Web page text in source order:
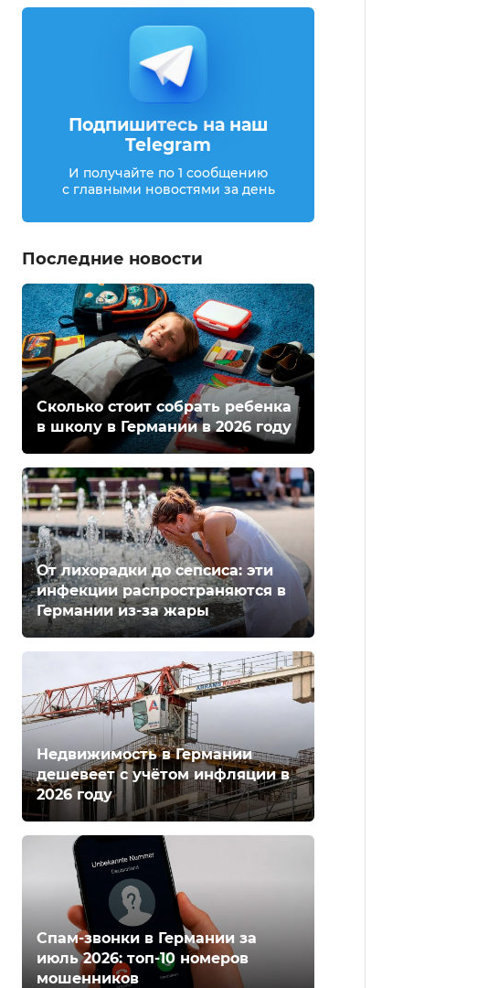
Подпишитесь на наш
Telegram
И получайте по 1 сообщению
с главными новостями за день
Последние новости
Сколько стоит собрать ребенка
в школу в Германии в 2026 году
От лихорадки до сепсиса: эти
инфекции распространяются в
Германии из-за жары
Недвижимость в Германии
дешевеет с учётом инфляции в
2026 году
Спам-звонки в Германии за
июль 2026: топ-10 номеров
мошенников